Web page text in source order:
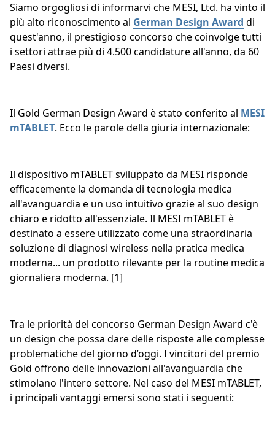
Siamo orgogliosi di informarvi che MESI, Ltd. ha vinto il
più alto riconoscimento al German Design Award di
quest'anno, il prestigioso concorso che coinvolge tutti
i settori attrae più di 4.500 candidature all'anno, da 60
Paesi diversi.
Il Gold German Design Award è stato conferito al MESI
mTABLET. Ecco le parole della giuria internazionale:
Il dispositivo mTABLET sviluppato da MESI risponde
efficacemente la domanda di tecnologia medica
all'avanguardia e un uso intuitivo grazie al suo design
chiaro e ridotto all'essenziale. Il MESI mTABLET è
destinato a essere utilizzato come una straordinaria
soluzione di diagnosi wireless nella pratica medica
moderna... un prodotto rilevante per la routine medica
giornaliera moderna. [1]
Tra le priorità del concorso German Design Award c'è
un design che possa dare delle risposte alle complesse
problematiche del giorno d’oggi. I vincitori del premio
Gold offrono delle innovazioni all'avanguardia che
stimolano l'intero settore. Nel caso del MESI mTABLET,
i principali vantaggi emersi sono stati i seguenti: